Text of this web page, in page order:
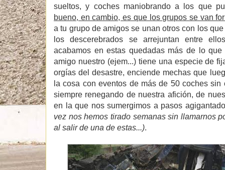
sueltos, y coches maniobrando a los que
bueno, en cambio, es que los grupos se van
a tu grupo de amigos se unan otros con los
los descerebrados se arrejuntan entre
acabamos en estas quedadas más de lo
amigo nuestro (ejem...) tiene una especie de
orgías del desastre, enciende mechas que
la cosa con eventos de más de 50 coches sin
siempre renegando de nuestra afición, de
en la que nos sumergimos a pasos
vez nos hemos tirado semanas sin llamarnos
al salir de una de estas...).